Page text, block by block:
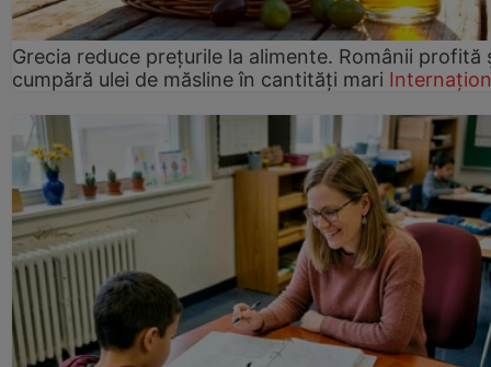
Grecia reduce prețurile la alimente. Românii profită
cumpără ulei de măsline în cantități mari